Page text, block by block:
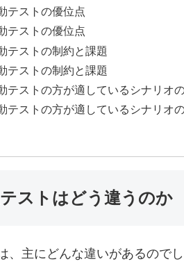
テストの優位点
テストの優位点
テストの制約と課題
テストの制約と課題
テストの方が適しているシナリオ
テストの方が適しているシナリオ
ストはどう違うのか
、主にどんな違いがあるので